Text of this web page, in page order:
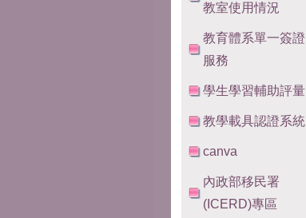
教室使用情況
教育體系單一簽證
服務
學生學習輔助評量
教學載具認證系統
canva
內政部移民署
(ICERD)專區